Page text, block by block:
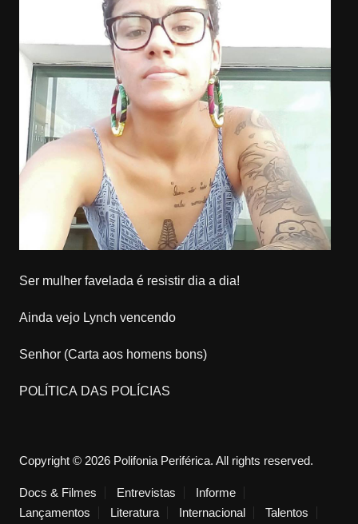
Ser mulher favelada é resistir dia a dia!
Ainda vejo Lynch vencendo
Senhor (Carta aos homens bons)
POLÍTICA DAS POLÍCIAS
Copyright © 2026 Polifonia Periférica. All rights reserved.
Docs & Filmes Entrevistas
Informe
Lançamentos
Literatura Internacional Talentos